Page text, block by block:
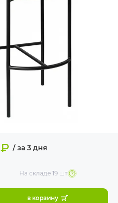
₽ / за 3 дня
На складе 19 шт
в корзину